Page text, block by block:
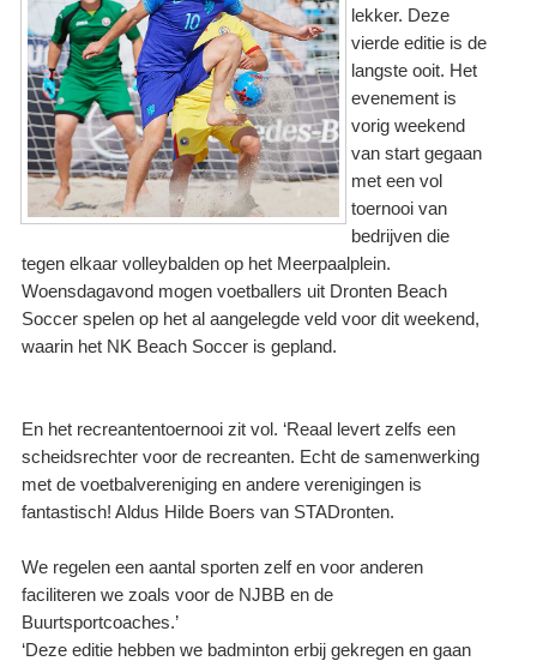
lekker. Deze
vierde editie is de
langste ooit. Het
evenement is
vorig weekend
van start gegaan
met een vol
toernooi van
bedrijven die
tegen elkaar volleybalden op het Meerpaalplein.
Woensdagavond mogen voetballers uit Dronten Beach
Soccer spelen op het al aangelegde veld voor dit weekend,
waarin het NK Beach Soccer is gepland.
En het recreantentoernooi zit vol. ‘Reaal levert zelfs een
scheidsrechter voor de recreanten. Echt de samenwerking
met de voetbalvereniging en andere verenigingen is
fantastisch! Aldus Hilde Boers van STADronten.
We regelen een aantal sporten zelf en voor anderen
faciliteren we zoals voor de NJBB en de
Buurtsportcoaches.’
‘Deze editie hebben we badminton erbij gekregen en gaan